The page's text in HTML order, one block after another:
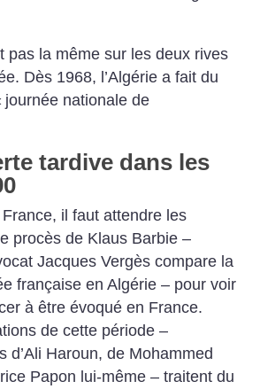
pas la même sur les deux rives
Dès 1968, l’Algérie a fait du
journée nationale de
tardive dans les
il faut attendre les
procès de Klaus Barbie –
Jacques Vergès compare la
française en Algérie – pour voir
à être évoqué en France.
de cette période –
d’Ali Haroun, de Mohammed
Papon lui-même – traitent du